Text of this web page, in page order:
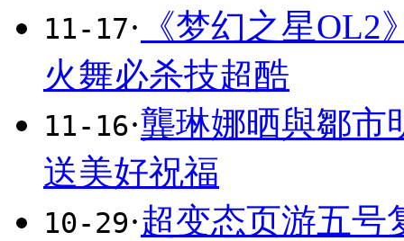
11-17· 《梦幻之星
火舞必杀技超酷
11-16·龔琳娜晒與鄒市
送美好祝福
10-29·超变态页游五号